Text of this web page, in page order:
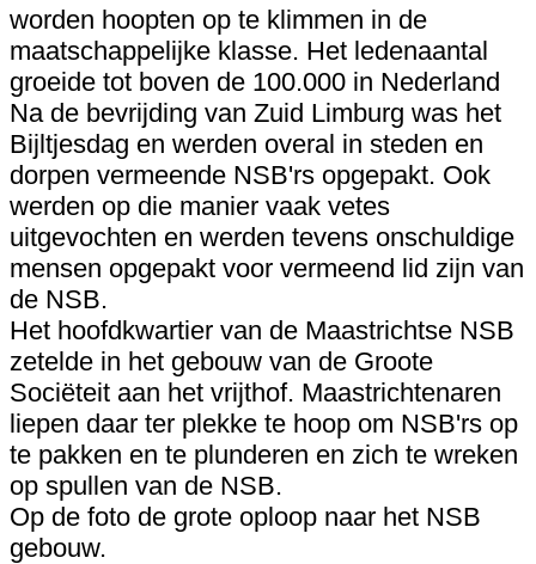
worden hoopten op te klimmen in de
maatschappelijke klasse. Het ledenaantal
groeide tot boven de 100.000 in Nederland
Na de bevrijding van Zuid Limburg was het
Bijltjesdag en werden overal in steden en
dorpen vermeende NSB'rs opgepakt. Ook
werden op die manier vaak vetes
uitgevochten en werden tevens onschuldige
mensen opgepakt voor vermeend lid zijn van
de NSB.
Het hoofdkwartier van de Maastrichtse NSB
zetelde in het gebouw van de Groote
Sociëteit aan het vrijthof. Maastrichtenaren
liepen daar ter plekke te hoop om NSB'rs op
te pakken en te plunderen en zich te wreken
op spullen van de NSB.
Op de foto de grote oploop naar het NSB
gebouw.